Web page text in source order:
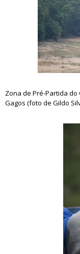
Zona de Pré-Partida do
Gagos (foto de Gildo